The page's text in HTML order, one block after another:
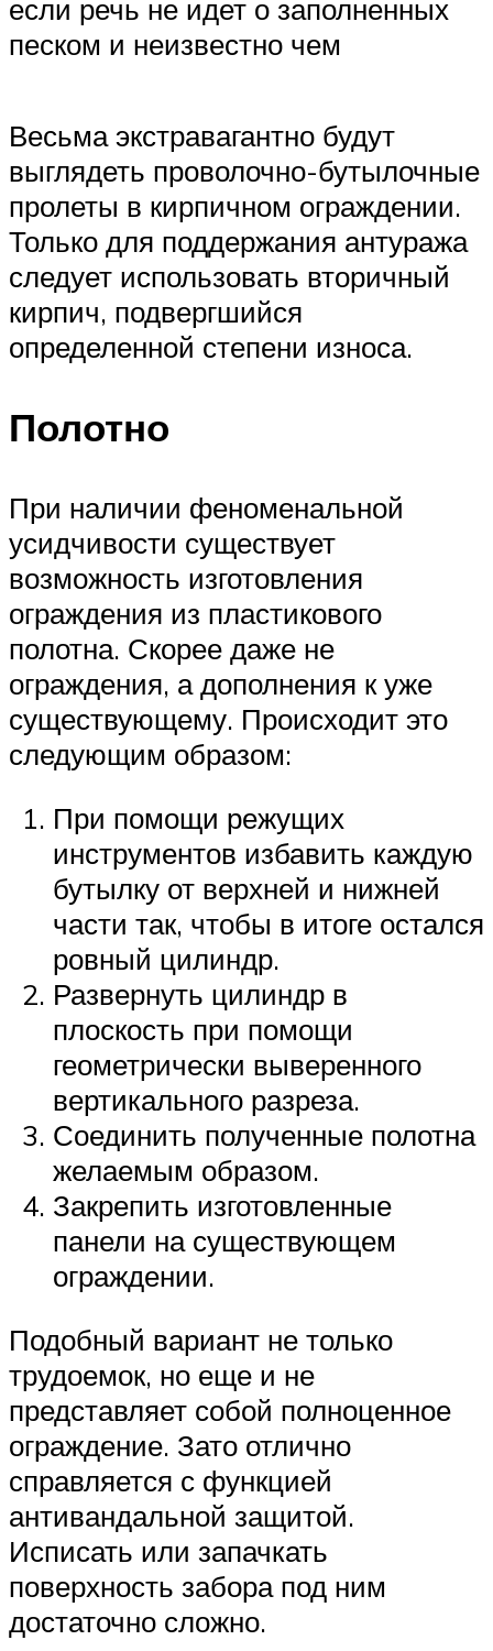
если речь не идет о заполненных
песком и неизвестно чем
Весьма экстравагантно будут
выглядеть проволочно-бутылочные
пролеты в кирпичном ограждении.
Только для поддержания антуража
следует использовать вторичный
кирпич, подвергшийся
определенной степени износа.
Полотно
При наличии феноменальной
усидчивости существует
возможность изготовления
ограждения из пластикового
полотна. Скорее даже не
ограждения, а дополнения к уже
существующему. Происходит это
следующим образом:
При помощи режущих
инструментов избавить каждую
бутылку от верхней и нижней
части так, чтобы в итоге остался
ровный цилиндр.
Развернуть цилиндр в
плоскость при помощи
геометрически выверенного
вертикального разреза.
Соединить полученные полотна
желаемым образом.
Закрепить изготовленные
панели на существующем
ограждении.
Подобный вариант не только
трудоемок, но еще и не
представляет собой полноценное
ограждение. Зато отлично
справляется с функцией
антивандальной защитой.
Исписать или запачкать
поверхность забора под ним
достаточно сложно.